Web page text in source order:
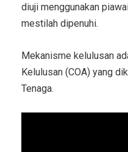
diuji menggunakan
mestilah dipenuhi.
Mekanisme kelulusan
Kelulusan (COA) yang
Tenaga.